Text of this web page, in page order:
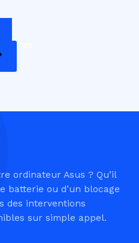
ordinateur Asus ? Qu’il
batterie ou d’un blocage
des interventions
sur simple appel.